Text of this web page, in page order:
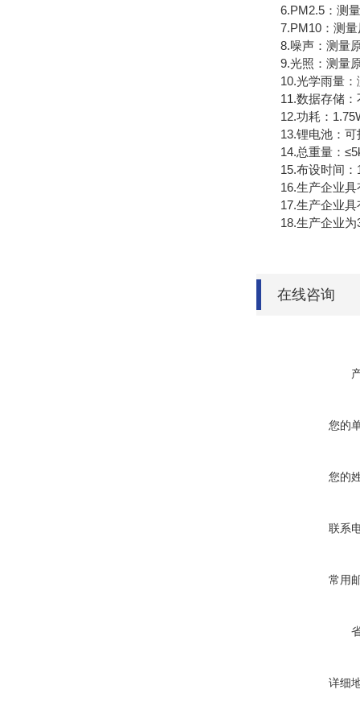
6.PM2.5：测量
7.PM10：测量
8.噪声：测量原
9.光照：测量原
10.光学雨量：
11.数据存储：
12.功耗：
13.锂电池：可
14.总重量：
15.布设时间：1
16.生产企业具
17.生产企业具
18.生产企业为
在线咨询
您的
您的
联系
常用
详细